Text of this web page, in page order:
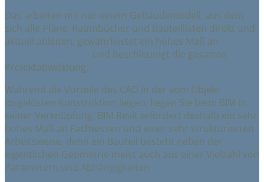
Das arbeiten mit nur einem Gebäudemodell, aus dem
sich alle Pläne, Raumbücher und Bauteillisten direkt und
aktuell ableiten, gewährleistet ein hohes Maß an
und beschleunigt die gesamte
Projektabwicklung.
Während die Vorteile des CAD in der vom Objekt
losgelösten Konstruktion liegen, liegen Sie beim BIM in
seiner Verknüpfung. BIM Revit erfordert deshalb ein sehr
hohes Maß an Fachwissen und einer sehr strukturierten
Arbeitsweise, denn ein Bauteil besteht neben der
eigentlichen Geometrie meist auch aus einer Vielzahl von
Parametern und Abhängigkeiten.